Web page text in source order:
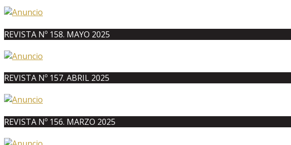
REVISTA Nº 158. MAYO 2025
REVISTA Nº 157. ABRIL 2025
REVISTA Nº 156. MARZO 2025